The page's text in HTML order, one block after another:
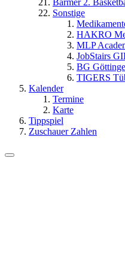
Sonstige
HAKRO
MLP
JobStairs
BG
TIGERS
Kalender
Termine
Karte
Tippspiel
Zuschauer Zahlen